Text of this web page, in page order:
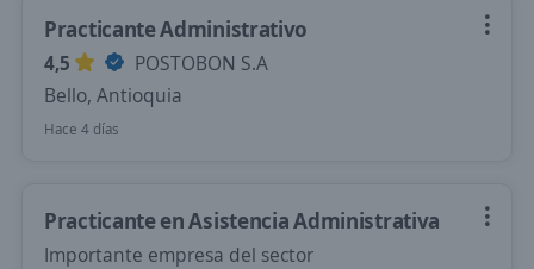
Practicante Administrativo
4,5
POSTOBON S.A
Bello, Antioquia
Hace 4 días
Practicante en Asistencia Administrativa
Importante empresa del sector